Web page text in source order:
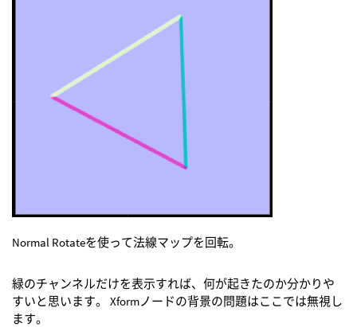
Normal Rotateを使って法線マップを回転。
緑のチャンネルだけを表示すれば、何が起きたのか分かりや
すいと思います。 Xformノードの背景の問題はここでは無視し
ます。